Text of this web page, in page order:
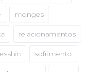
monges
relacionamentos
sofrimento